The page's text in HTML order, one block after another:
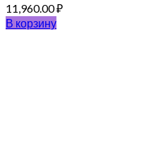
11,960.00₽
В корзину